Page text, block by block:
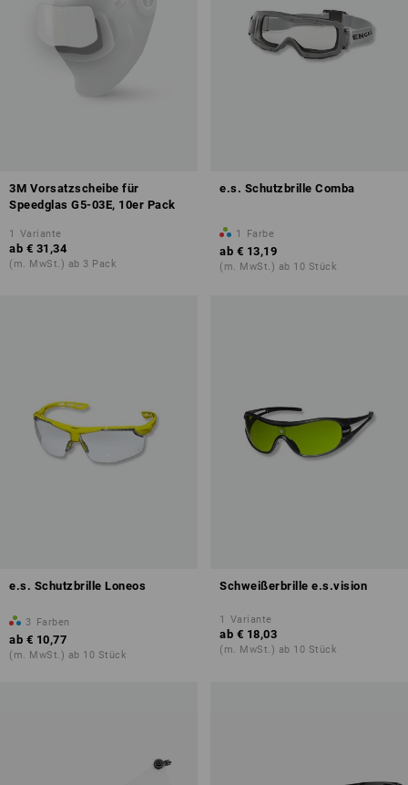
3M Vorsatzscheibe für
Speedglas G5-03E, 10er Pack
1 Variante
ab € 31,34
(m. MwSt.) ab 3 Pack
e.s. Schutzbrille Comba
1 Farbe
ab € 13,19
(m. MwSt.) ab 10 Stück
e.s. Schutzbrille Loneos
3 Farben
ab € 10,77
(m. MwSt.) ab 10 Stück
Schweißerbrille e.s.vision
1 Variante
ab € 18,03
(m. MwSt.) ab 10 Stück